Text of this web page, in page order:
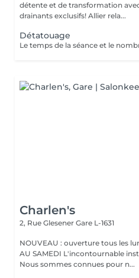
détente et de transformation
drainants exclusifs! Allier rela...
Détatouage
Charlen's
2, Rue Glesener Gare L-1631
NOUVEAU : ouverture tous les
AU SAMEDI L'incontournable institut de beauté à Luxembourg.
Nous sommes connues pour n...